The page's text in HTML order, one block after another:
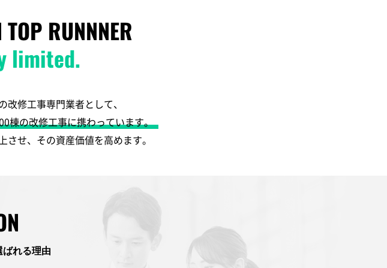
RUNNNER
limited.
改修工事専門業者として、
棟の改修工事に携わっています。
せ、 その資産価値を高めます。
れる理由